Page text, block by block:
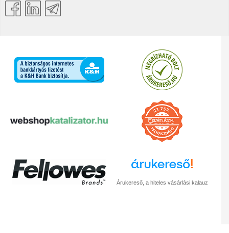
Árukereső, a hiteles vásárlási kalauz